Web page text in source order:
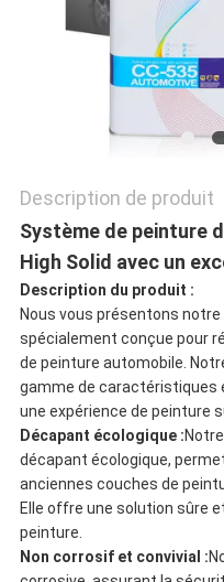
Description de produit
Système de peinture
High Solid avec un
Description du produit :
Nous vous présentons
spécialement conçue pour
de peinture automobile.
gamme de caractéristiques
une expérience de peinture
Décapant écologique :
décapant écologique,
anciennes couches de
Elle offre une solution sûre
peinture.
Non corrosif et convivial :